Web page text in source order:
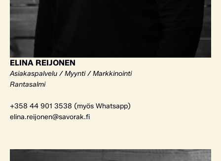
ELINA REIJONEN
Asiakaspalvelu / Myynti / Markkinointi
Rantasalmi
+358 44 901 3538 (myös Whatsapp)
elina.reijonen@savorak.fi